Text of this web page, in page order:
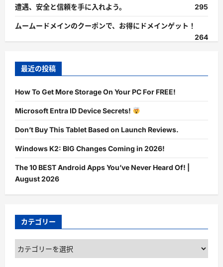
遭遇、安全と信頼を手に入れよう。
295
ムームードメインのクーポンで、お得にドメインゲット！
264
最近の投稿
How To Get More Storage On Your PC For FREE!
Microsoft Entra ID Device Secrets!
Don’t Buy This Tablet Based on Launch Reviews.
Windows K2: BIG Changes Coming in 2026!
The 10 BEST Android Apps You’ve Never Heard Of! |
August 2026
カテゴリー
カ